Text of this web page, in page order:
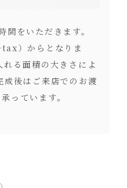
をいただきます。
）からとなりま
る面積の大きさによ
成後はご来店でのお渡
っています。